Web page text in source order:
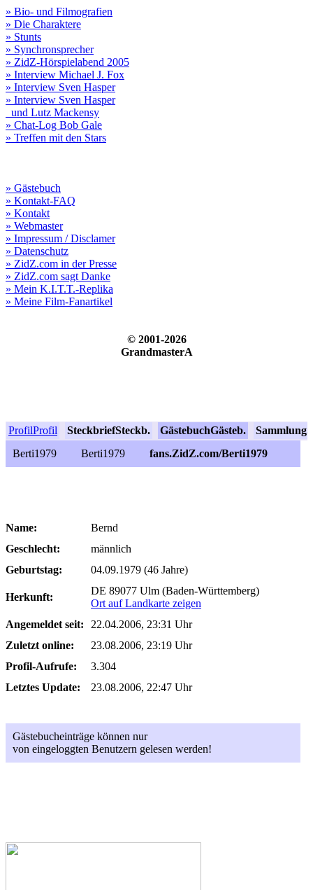
» Bio- und Filmografien
» Die Charaktere
» Stunts
» Synchronsprecher
» ZidZ-Hörspielabend 2005
» Interview Michael J. Fox
» Interview Sven Hasper
» Interview Sven Hasper
und Lutz Mackensy
» Chat-Log Bob Gale
» Treffen mit den Stars
» Gästebuch
» Kontakt-FAQ
» Kontakt
» Webmaster
» Impressum / Disclamer
» Datenschutz
» ZidZ.com in der Presse
» ZidZ.com sagt Danke
» Mein K.I.T.T.-Replika
» Meine Film-Fanartikel
© 2001-2026
GrandmasterA
ProfilProfil SteckbriefSteckb. GästebuchGästeb. Sammlung
Berti1979
Berti1979 fans.ZidZ.com/Berti1979
Name:
Bernd
Geschlecht:
männlich
Geburtstag:
04.09.1979 (46 Jahre)
Herkunft:
DE 89077 Ulm (Baden-Württemberg)
Ort auf Landkarte zeigen
Angemeldet seit:
22.04.2006, 23:31 Uhr
Zuletzt online:
23.08.2006, 23:19 Uhr
Profil-Aufrufe:
3.304
Letztes Update:
23.08.2006, 22:47 Uhr
Gästebucheinträge können nur
von eingeloggten Benutzern gelesen werden!